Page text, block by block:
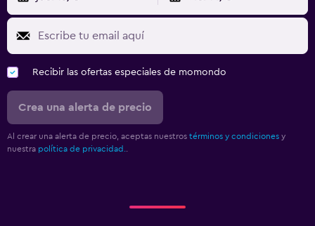
Recibir las ofertas especiales de momondo
Crea una alerta de precio
Al crear una alerta de precio, aceptas nuestros términos y condiciones y
nuestra política de privacidad.